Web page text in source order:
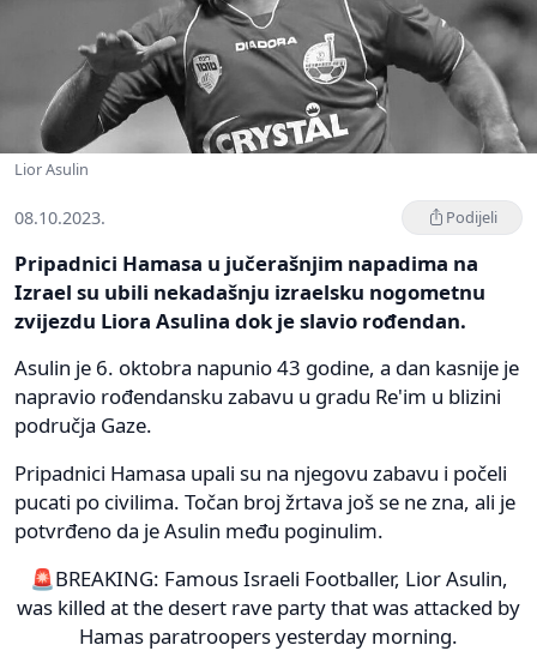
Lior Asulin
08.10.2023. Podijeli
Pripadnici Hamasa u jučerašnjim napadima na
Izrael su ubili nekadašnju izraelsku nogometnu
zvijezdu Liora Asulina dok je slavio rođendan.
Asulin je 6. oktobra napunio 43 godine, a dan kasnije je
napravio rođendansku zabavu u gradu Re'im u blizini
područja Gaze.
Pripadnici Hamasa upali su na njegovu zabavu i počeli
pucati po civilima. Točan broj žrtava još se ne zna, ali je
potvrđeno da je Asulin među poginulim.
🚨BREAKING: Famous Israeli Footballer, Lior Asulin,
was killed at the desert rave party that was attacked by
Hamas paratroopers yesterday morning.